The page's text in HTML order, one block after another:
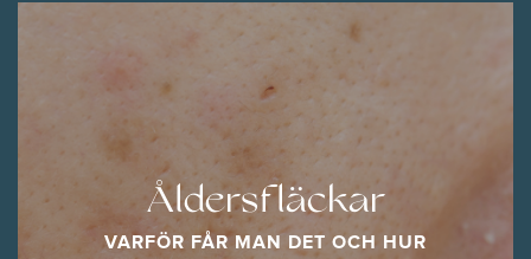
Åldersfläckar
VARFÖR FÅR MAN DET OCH HUR